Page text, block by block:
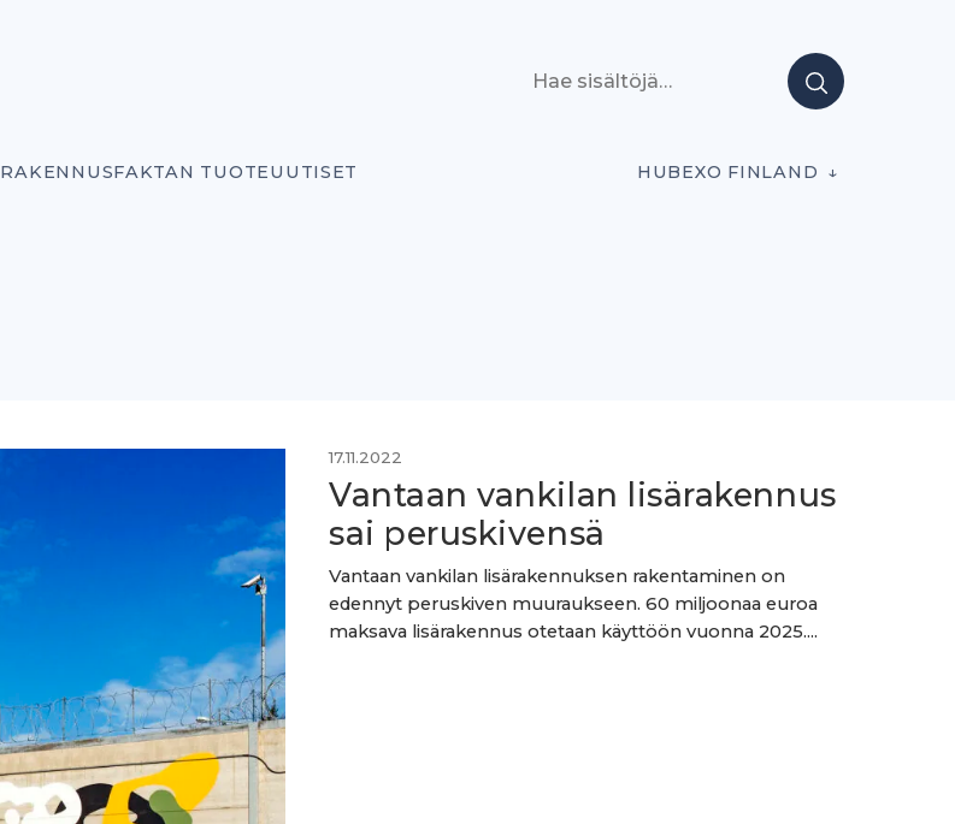
RAKENNUSFAKTAN TUOTEUUTISET HUBEXO FINLAND
17.11.2022
Vantaan vankilan lisärakennus
sai peruskivensä
Vantaan vankilan lisärakennuksen rakentaminen on
edennyt peruskiven muuraukseen. 60 miljoonaa euroa
maksava lisärakennus otetaan käyttöön vuonna 2025....